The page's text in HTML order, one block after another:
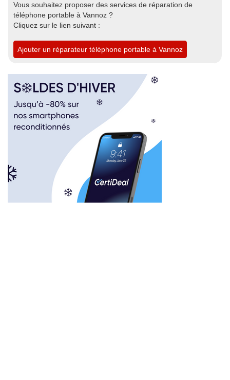
Vous souhaitez proposer des services de réparation de
téléphone portable à Vannoz ?
Cliquez sur le lien suivant :
Ajouter un réparateur téléphone portable à Vannoz